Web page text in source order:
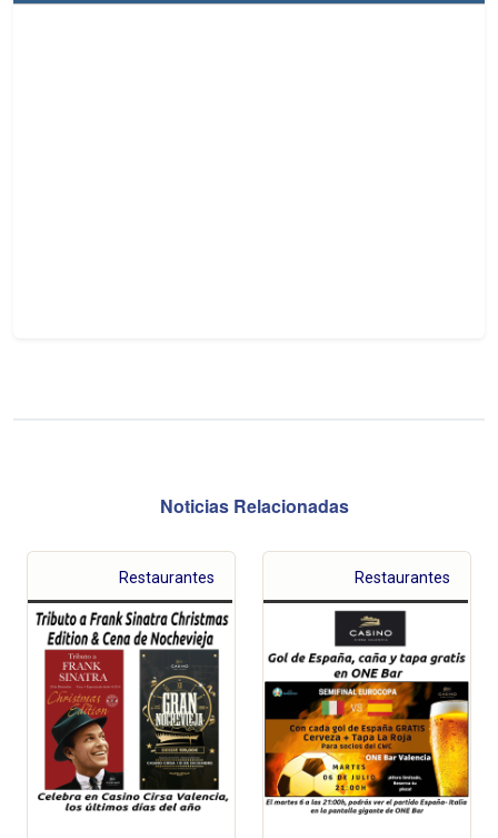
Noticias Relacionadas
Restaurantes Restaurantes